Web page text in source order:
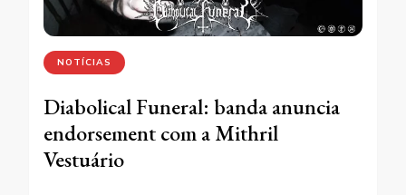
NOTÍCIAS
Diabolical Funeral: banda anuncia
endorsement com a Mithril
Vestuário